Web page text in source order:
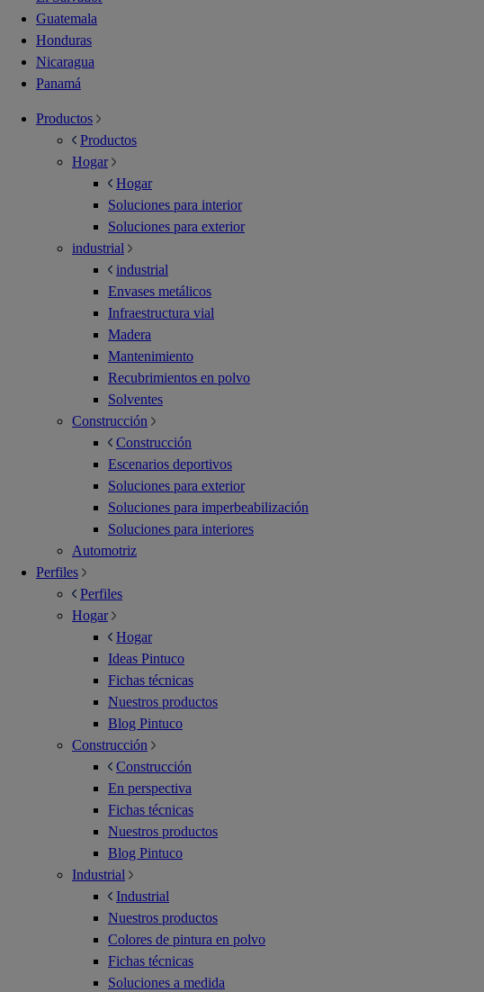
Guatemala
Honduras
Nicaragua
Panamá
Productos
Productos
Hogar
Hogar
Soluciones para interior
Soluciones para exterior
industrial
industrial
Envases metálicos
Infraestructura vial
Madera
Mantenimiento
Recubrimientos en polvo
Solventes
Construcción
Construcción
Escenarios deportivos
Soluciones para exterior
Soluciones para imperbeabilización
Soluciones para interiores
Automotriz
Perfiles
Perfiles
Hogar
Hogar
Ideas Pintuco
Fichas técnicas
Nuestros productos
Blog Pintuco
Construcción
Construcción
En perspectiva
Fichas técnicas
Nuestros productos
Blog Pintuco
Industrial
Industrial
Nuestros productos
Colores de pintura en polvo
Fichas técnicas
Soluciones a medida